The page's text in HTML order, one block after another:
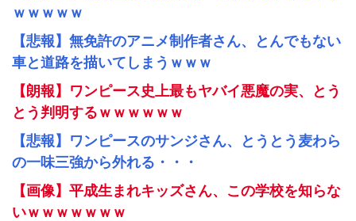
ｗｗｗｗｗ
【悲報】無免許のアニメ制作者さん、とんでもない
車と道路を描いてしまうｗｗｗ
【朗報】ワンピース史上最もヤバイ悪魔の実、とう
とう判明するｗｗｗｗｗｗ
【悲報】ワンピースのサンジさん、とうとう麦わら
の一味三強から外れる・・・
【画像】平成生まれキッズさん、この学校を知らな
いｗｗｗｗｗｗｗ